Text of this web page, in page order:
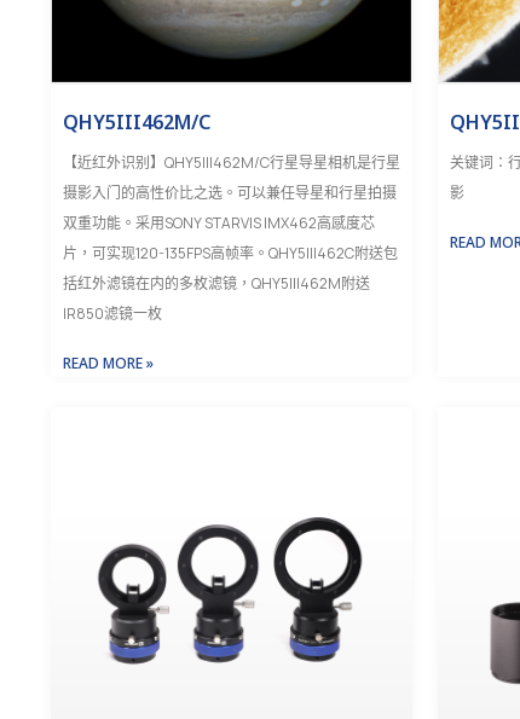
QHY5III462M/C
【近红外识别】QHY5III462M/C行星导星相机是行星
摄影入门的高性价比之选。可以兼任导星和行星拍摄
双重功能。采用SONY STARVIS IMX462高感度芯
片，可实现120-135FPS高帧率。QHY5III462C附送包
括红外滤镜在内的多枚滤镜，QHY5III462M附送
IR850滤镜一枚
READ MORE »
关键词：
影
READ